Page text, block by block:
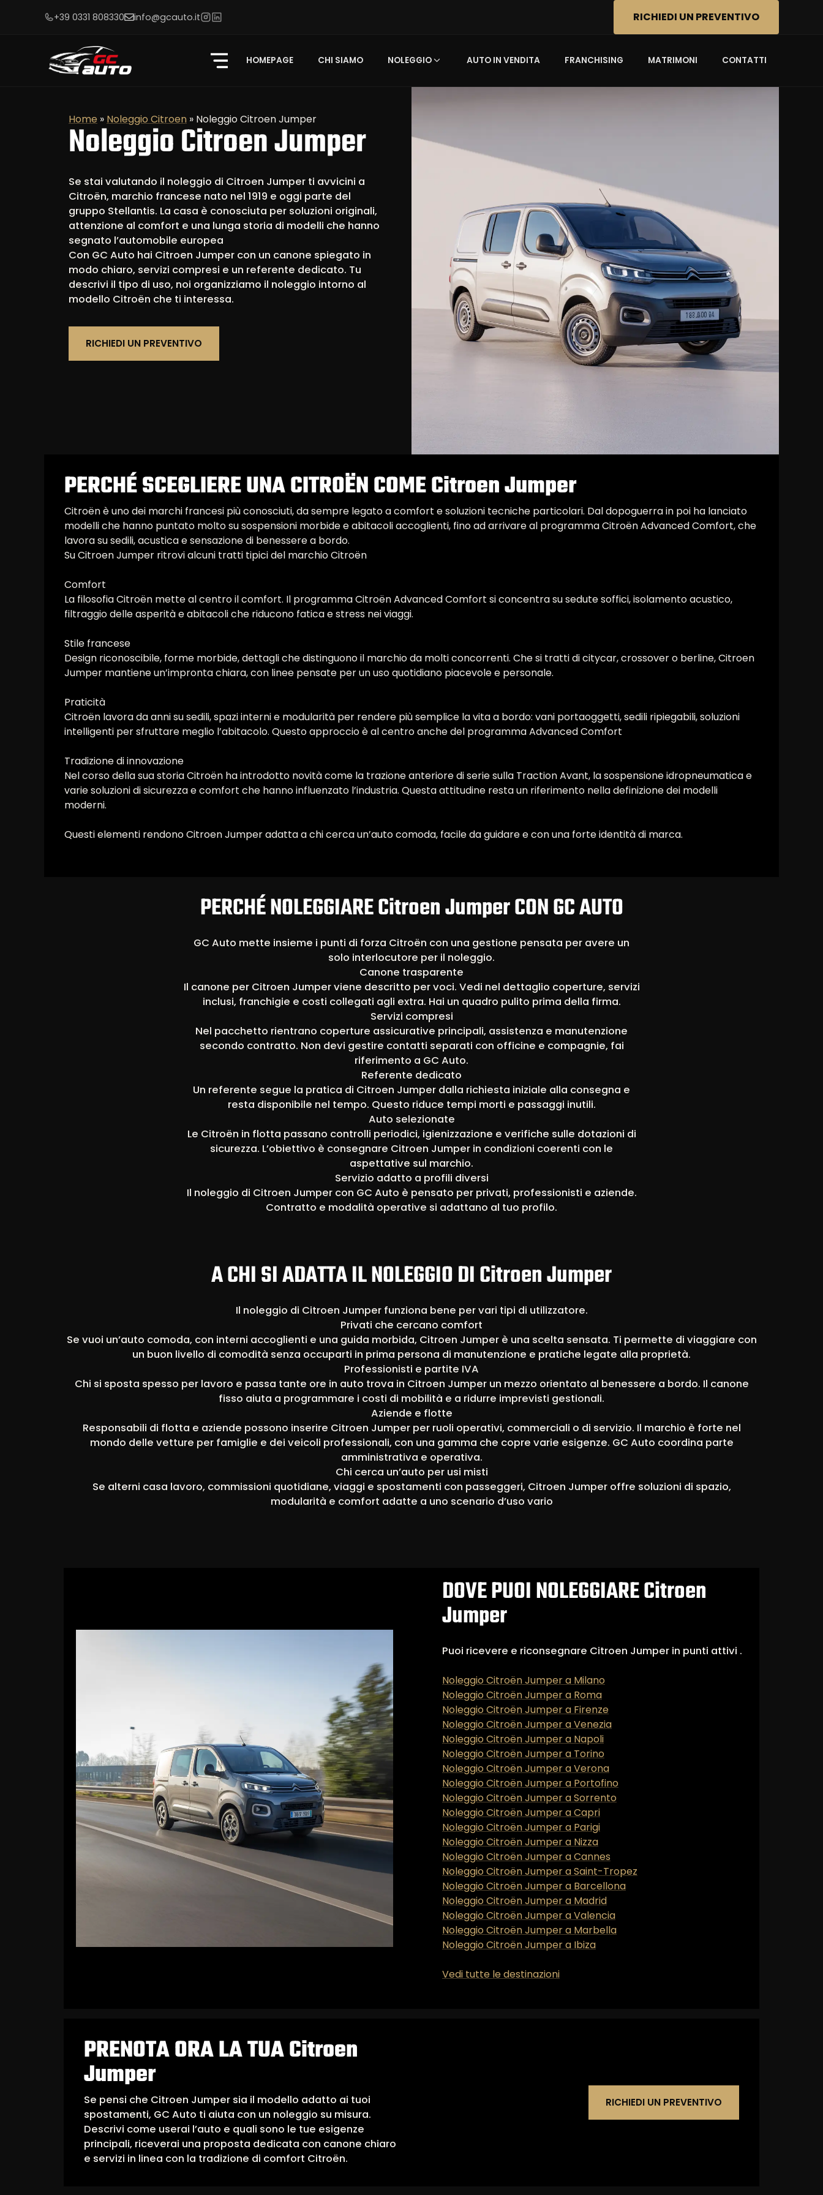
+39 0331 808330 info@gcauto.it RICHIEDI UN PREVENTIVO
HOMEPAGE CHI SIAMO NOLEGGIO AUTO IN VENDITA FRANCHISING MATRIMONI CONTATTI
Home » Noleggio Citroen » Noleggio Citroen Jumper
Noleggio Citroen Jumper
Se stai valutando il noleggio di Citroen Jumper ti avvicini a
Citroën, marchio francese nato nel 1919 e oggi parte del
gruppo Stellantis. La casa è conosciuta per soluzioni originali,
attenzione al comfort e una lunga storia di modelli che hanno
segnato l’automobile europea
Con GC Auto hai Citroen Jumper con un canone spiegato in
modo chiaro, servizi compresi e un referente dedicato. Tu
descrivi il tipo di uso, noi organizziamo il noleggio intorno al
modello Citroën che ti interessa.
RICHIEDI UN PREVENTIVO
PERCHÉ SCEGLIERE UNA CITROËN COME Citroen Jumper
Citroën è uno dei marchi francesi più conosciuti, da sempre legato a comfort e soluzioni tecniche particolari. Dal dopoguerra in poi ha lanciato
modelli che hanno puntato molto su sospensioni morbide e abitacoli accoglienti, fino ad arrivare al programma Citroën Advanced Comfort, che
lavora su sedili, acustica e sensazione di benessere a bordo.
Su Citroen Jumper ritrovi alcuni tratti tipici del marchio Citroën
Comfort
La filosofia Citroën mette al centro il comfort. Il programma Citroën Advanced Comfort si concentra su sedute soffici, isolamento acustico,
filtraggio delle asperità e abitacoli che riducono fatica e stress nei viaggi.
Stile francese
Design riconoscibile, forme morbide, dettagli che distinguono il marchio da molti concorrenti. Che si tratti di citycar, crossover o berline, Citroen
Jumper mantiene un’impronta chiara, con linee pensate per un uso quotidiano piacevole e personale.
Praticità
Citroën lavora da anni su sedili, spazi interni e modularità per rendere più semplice la vita a bordo: vani portaoggetti, sedili ripiegabili, soluzioni
intelligenti per sfruttare meglio l’abitacolo. Questo approccio è al centro anche del programma Advanced Comfort
Tradizione di innovazione
Nel corso della sua storia Citroën ha introdotto novità come la trazione anteriore di serie sulla Traction Avant, la sospensione idropneumatica e
varie soluzioni di sicurezza e comfort che hanno influenzato l’industria. Questa attitudine resta un riferimento nella definizione dei modelli
moderni.
Questi elementi rendono Citroen Jumper adatta a chi cerca un’auto comoda, facile da guidare e con una forte identità di marca.
PERCHÉ NOLEGGIARE Citroen Jumper CON GC AUTO
GC Auto mette insieme i punti di forza Citroën con una gestione pensata per avere un
solo interlocutore per il noleggio.
Canone trasparente
Il canone per Citroen Jumper viene descritto per voci. Vedi nel dettaglio coperture, servizi
inclusi, franchigie e costi collegati agli extra. Hai un quadro pulito prima della firma.
Servizi compresi
Nel pacchetto rientrano coperture assicurative principali, assistenza e manutenzione
secondo contratto. Non devi gestire contatti separati con officine e compagnie, fai
riferimento a GC Auto.
Referente dedicato
Un referente segue la pratica di Citroen Jumper dalla richiesta iniziale alla consegna e
resta disponibile nel tempo. Questo riduce tempi morti e passaggi inutili.
Auto selezionate
Le Citroën in flotta passano controlli periodici, igienizzazione e verifiche sulle dotazioni di
sicurezza. L’obiettivo è consegnare Citroen Jumper in condizioni coerenti con le
aspettative sul marchio.
Servizio adatto a profili diversi
Il noleggio di Citroen Jumper con GC Auto è pensato per privati, professionisti e aziende.
Contratto e modalità operative si adattano al tuo profilo.
A CHI SI ADATTA IL NOLEGGIO DI Citroen Jumper
Il noleggio di Citroen Jumper funziona bene per vari tipi di utilizzatore.
Privati che cercano comfort
Se vuoi un’auto comoda, con interni accoglienti e una guida morbida, Citroen Jumper è una scelta sensata. Ti permette di viaggiare con
un buon livello di comodità senza occuparti in prima persona di manutenzione e pratiche legate alla proprietà.
Professionisti e partite IVA
Chi si sposta spesso per lavoro e passa tante ore in auto trova in Citroen Jumper un mezzo orientato al benessere a bordo. Il canone
fisso aiuta a programmare i costi di mobilità e a ridurre imprevisti gestionali.
Aziende e flotte
Responsabili di flotta e aziende possono inserire Citroen Jumper per ruoli operativi, commerciali o di servizio. Il marchio è forte nel
mondo delle vetture per famiglie e dei veicoli professionali, con una gamma che copre varie esigenze. GC Auto coordina parte
amministrativa e operativa.
Chi cerca un’auto per usi misti
Se alterni casa lavoro, commissioni quotidiane, viaggi e spostamenti con passeggeri, Citroen Jumper offre soluzioni di spazio,
modularità e comfort adatte a uno scenario d’uso vario
DOVE PUOI NOLEGGIARE Citroen
Jumper
Puoi ricevere e riconsegnare Citroen Jumper in punti attivi .
Noleggio Citroën Jumper a Milano
Noleggio Citroën Jumper a Roma
Noleggio Citroën Jumper a Firenze
Noleggio Citroën Jumper a Venezia
Noleggio Citroën Jumper a Napoli
Noleggio Citroën Jumper a Torino
Noleggio Citroën Jumper a Verona
Noleggio Citroën Jumper a Portofino
Noleggio Citroën Jumper a Sorrento
Noleggio Citroën Jumper a Capri
Noleggio Citroën Jumper a Parigi
Noleggio Citroën Jumper a Nizza
Noleggio Citroën Jumper a Cannes
Noleggio Citroën Jumper a Saint-Tropez
Noleggio Citroën Jumper a Barcellona
Noleggio Citroën Jumper a Madrid
Noleggio Citroën Jumper a Valencia
Noleggio Citroën Jumper a Marbella
Noleggio Citroën Jumper a Ibiza
Vedi tutte le destinazioni
PRENOTA ORA LA TUA Citroen
Jumper
Se pensi che Citroen Jumper sia il modello adatto ai tuoi
spostamenti, GC Auto ti aiuta con un noleggio su misura.
Descrivi come userai l’auto e quali sono le tue esigenze
principali, riceverai una proposta dedicata con canone chiaro
e servizi in linea con la tradizione di comfort Citroën.
RICHIEDI UN PREVENTIVO